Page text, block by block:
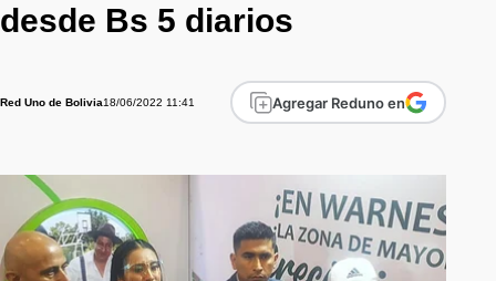
desde Bs 5 diarios
Red Uno de Bolivia18/06/2022 11:41 Agregar Reduno en